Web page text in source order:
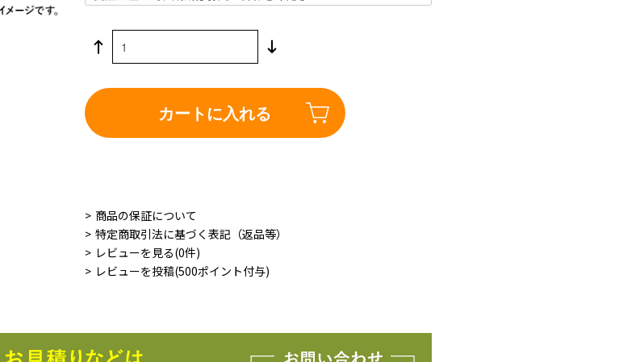
カートに入れる
商品の保証について
特定商取引法に基づく表記（返品等）
レビューを見る(0件)
レビューを投稿(500ポイント付与)